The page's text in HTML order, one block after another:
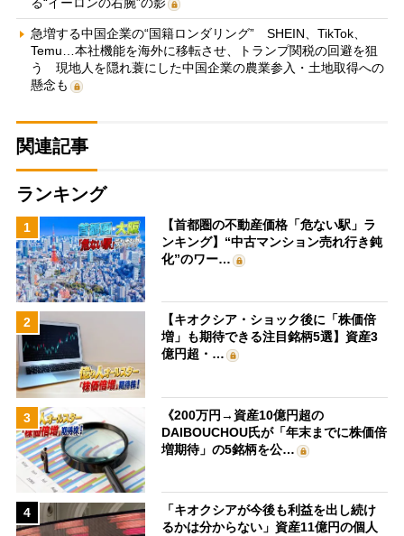
急増する中国企業の“国籍ロンダリング” SHEIN、TikTok、
Temu…本社機能を海外に移転させ、トランプ関税の回避を狙
う 現地人を隠れ蓑にした中国企業の農業参入・土地取得への
懸念も
関連記事
ランキング
1
【首都圏の不動産価格「危ない駅」ラ
ンキング】“中古マンション売れ行き鈍
化”のワー…
2
【キオクシア・ショック後に「株価倍
増」も期待できる注目銘柄5選】資産3
億円超・…
3
《200万円→資産10億円超の
DAIBOUCHOU氏が「年末までに株価倍
増期待」の5銘柄を公…
4
「キオクシアが今後も利益を出し続け
るかは分からない」資産11億円の個人